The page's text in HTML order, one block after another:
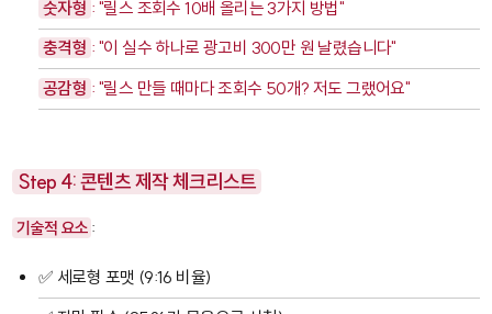
숫자형 : "릴스 조회수 10배 올리는 3가지 방법"
충격형 : "이 실수 하나로 광고비 300만 원 날렸습니다"
공감형 : "릴스 만들 때마다 조회수 50개? 저도 그랬어요"
Step 4: 콘텐츠 제작 체크리스트
기술적 요소 :
✅ 세로형 포맷 (9:16 비율)